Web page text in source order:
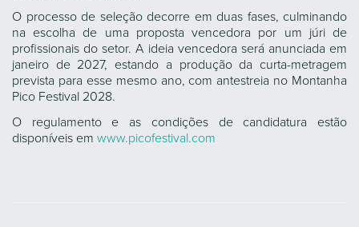
O processo de seleção decorre em duas fases, culminando
na escolha de uma proposta vencedora por um júri de
profissionais do setor. A ideia vencedora será anunciada em
janeiro de 2027, estando a produção da curta-metragem
prevista para esse mesmo ano, com antestreia no Montanha
Pico Festival 2028.
O regulamento e as condições de candidatura estão
disponíveis em www.picofestival.com